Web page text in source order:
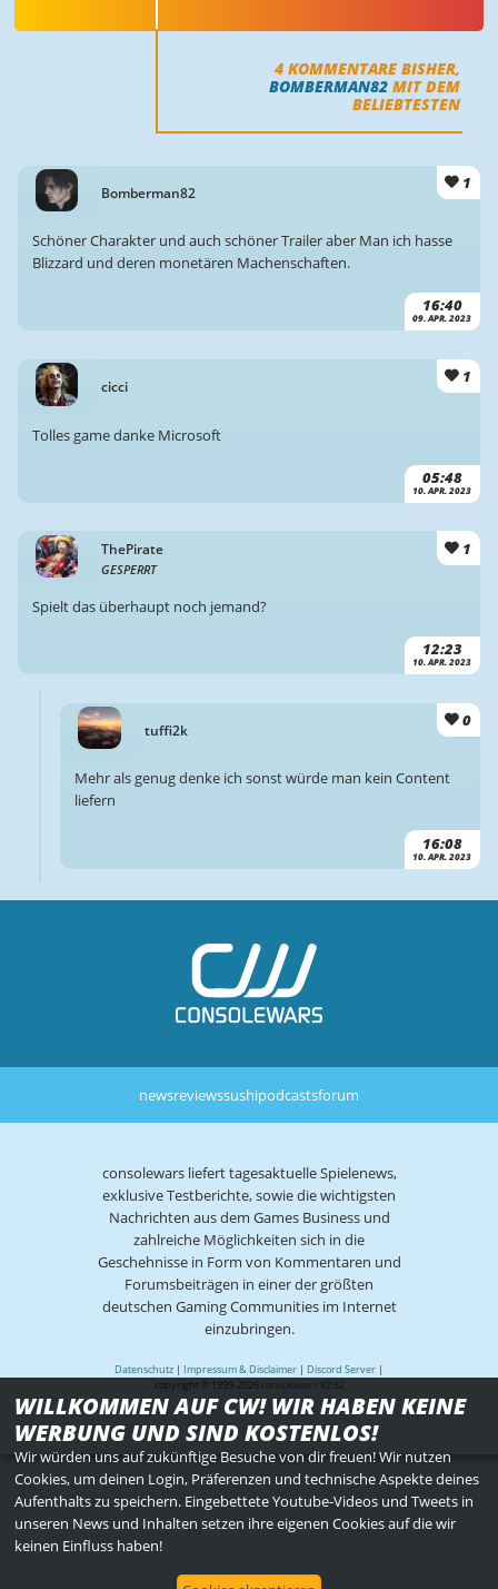
4 KOMMENTARE BISHER,
BOMBERMAN82 MIT DEM
BELIEBTESTEN
Bomberman82
1
16:40
09. APR. 2023
Schöner Charakter und auch schöner Trailer aber Man ich hasse
Blizzard und deren monetären Machenschaften.
cicci
1
05:48
10. APR. 2023
Tolles game danke Microsoft
ThePirate
GESPERRT
1
12:23
10. APR. 2023
Spielt das überhaupt noch jemand?
tuffi2k
0
16:08
10. APR. 2023
Mehr als genug denke ich sonst würde man kein Content
liefern
newsreviewssushipodcastsforum
consolewars liefert tagesaktuelle Spielenews,
exklusive Testberichte, sowie die wichtigsten
Nachrichten aus dem Games Business und
zahlreiche Möglichkeiten sich in die
Geschehnisse in Form von Kommentaren und
Forumsbeiträgen in einer der größten
deutschen Gaming Communities im Internet
einzubringen.
Datenschutz | Impressum & Disclaimer | Discord Server |
copyright © 1999-2026 consolewars V2.82
WILLKOMMEN AUF CW! WIR HABEN KEINE
WERBUNG UND SIND KOSTENLOS!
Wir würden uns auf zukünftige Besuche von dir freuen! Wir nutzen
Cookies, um deinen Login, Präferenzen und technische Aspekte deines
Aufenthalts zu speichern. Eingebettete Youtube-Videos und Tweets in
unseren News und Inhalten setzen ihre eigenen Cookies auf die wir
keinen Einfluss haben!